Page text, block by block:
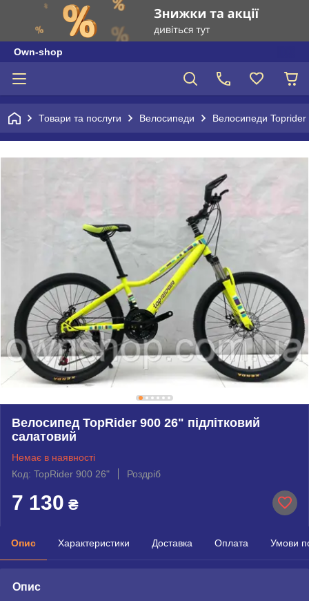
Own-shop
Товари та послуги Велосипеди Велосипеди Toprider
Велосипед TopRider 900 26" підлітковий
салатовий
Немає в наявності
Код: TopRider 900 26"
Роздріб
7 130 ₴
Опис Характеристики Доставка Оплата Умови
Опис